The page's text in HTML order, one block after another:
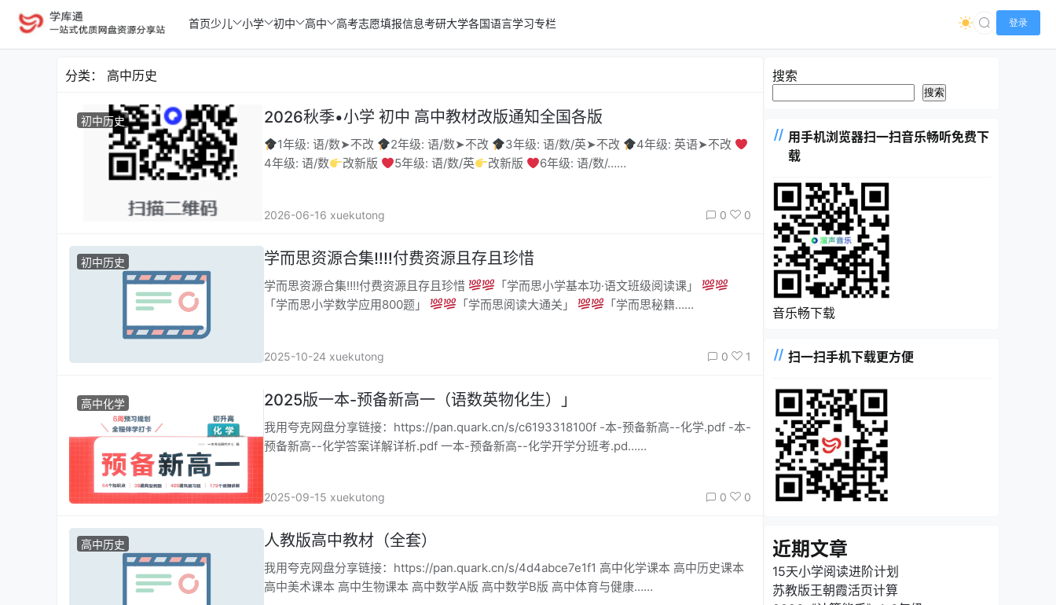
首页少儿 小学 初中 高中 高考志愿填报信息考研大学各国语言学习专栏 登录
分类： 高中历史
初中历史 2026秋季•小学 初中 高中教材改版通知全国各版
1年级: 语/数➤不改 2年级: 语/数➤不改 3年级: 语/数/英➤不改
4年级: 英语➤不改
4年级: 语/数
改新版 5年级: 语/数/英 改新版 6年级: 语/数/……
2026-06-16 xuekutong 0 0
初中历史 学而思资源合集‼‼付费资源且存且珍惜
学而思资源合集‼‼付费资源且存且珍惜
「学而思小学基本功·语文班级阅读课」
「学而思小学数学应用800题」
「学而思阅读大通关」 「学而思秘籍……
2025-10-24 xuekutong 0 1
高中化学 2025版一本-预备新高一（语数英物化生）」
我用夸克网盘分享链接：https://pan.quark.cn/s/c6193318100f -本-预备新高--化学.pdf -本-
预备新高--化学答案详解详析.pdf 一本-预备新高--化学开学分班考.pd……
2025-09-15 xuekutong 0 0
高中历史 人教版高中教材（全套）
我用夸克网盘分享链接：https://pan.quark.cn/s/4d4abce7e1f1 高中化学课本 高中历史课本
高中美术课本 高中生物课本 高中数学A版 高中数学B版 高中体育与健康……
搜索
搜索
用手机浏览器扫一扫音乐畅听免费下
载
音乐畅下载
扫一扫手机下载更方便
近期文章
15天小学阅读进阶计划
苏教版王朝霞活页计算